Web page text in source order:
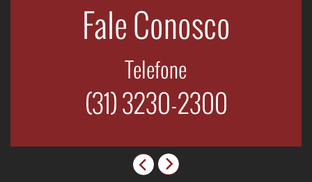
Fale Conosco
Telefone
(31) 3230-2300